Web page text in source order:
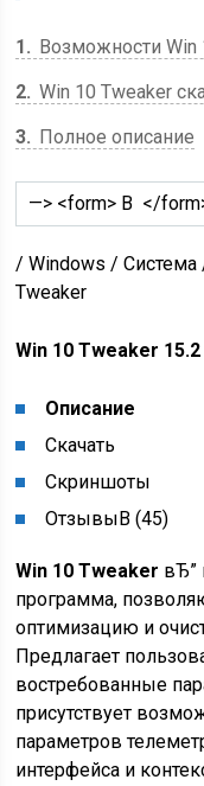
1
Возможности Win
2 Win 10 Tweaker
3
Полное описание
—> <form> В </
/ Windows / Система
Tweaker
Win 10 Tweaker 15.2
Описание
Скачать
Скриншоты
ОтзывыВ (45)
Win 10 Tweaker вЂ”
программа,
оптимизацию и
Предлагает
востребованные
присутствует
параметров
интерфейса и